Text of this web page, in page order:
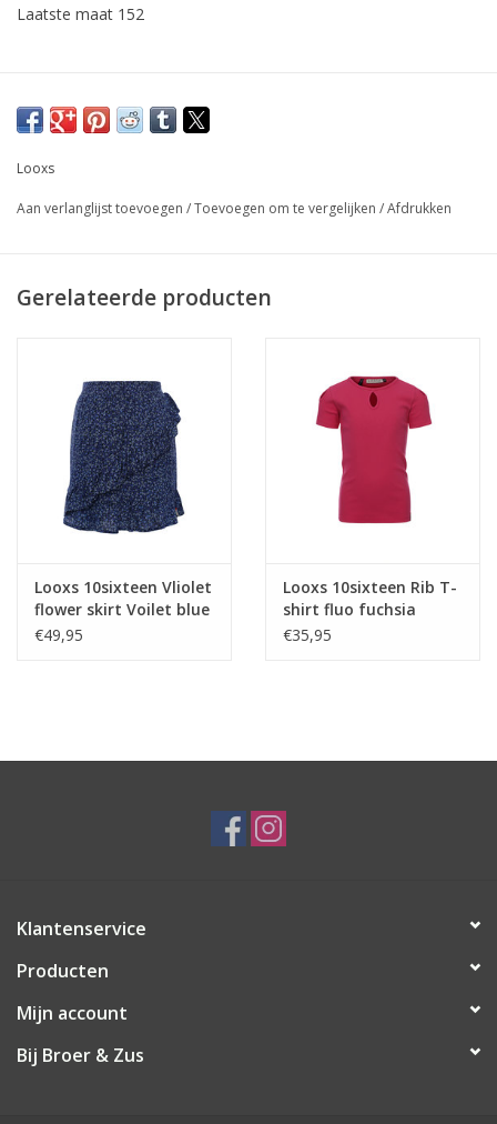
Laatste maat 152
Looxs
Aan verlanglijst toevoegen /Toevoegen om te vergelijken /Afdrukken
Gerelateerde producten
Looxs 10sixteen Vliolet
flower skirt Voilet blue
€49,95
Looxs 10sixteen Rib T-
shirt fluo fuchsia
€35,95
Klantenservice
Producten
Mijn account
Bij Broer & Zus